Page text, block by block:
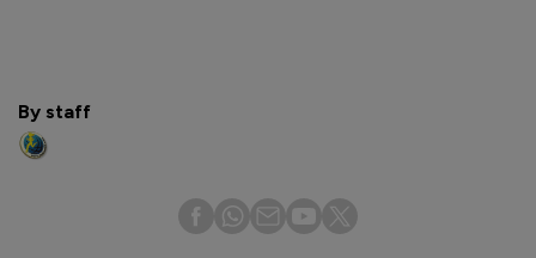
By staff